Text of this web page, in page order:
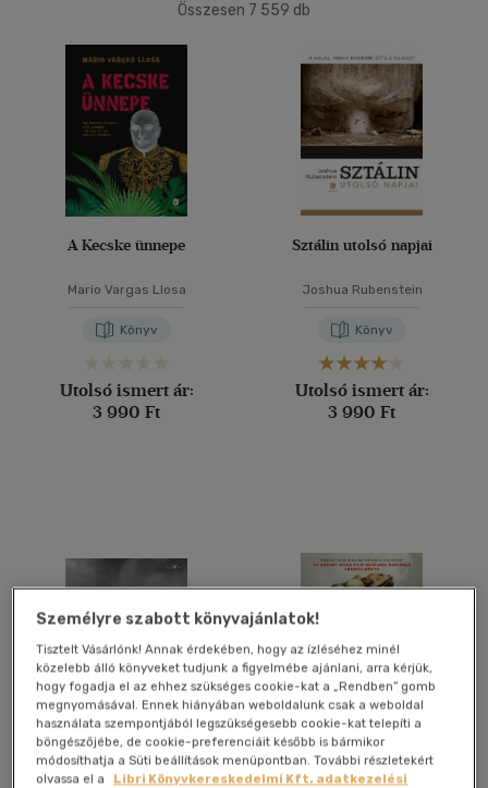
500 Ft alatt(10)
500 Ft - 2500 Ft
2500 Ft - 4500 Ft
4500 Ft felett(1433)
Korosztály szerint
10 - 14 év
14 - 18 év
Gyermek és ifjúsági
Angol(128)
Bosnyák(1)
Francia(1)
Német(14)
Olasz(4)
Orosz(1)
Spanyol(3)
Összesen 7 559 db
A Kecske ünnepe
Mario Vargas Llosa
Könyv
Utolsó ismert ár:
3 990 Ft
Sztálin utolsó napjai
Joshua Rubenstein
Könyv
Utolsó ismert ár:
3 990 Ft
A kettézárt falu A fegyvertelen katona
Személyre szabott könyvajánlatok!
Tisztelt Vásárlónk! Annak érdekében, hogy az ízléséhez minél
közelebb álló könyveket tudjunk a figyelmébe ajánlani, arra kérjük,
hogy fogadja el az ehhez szükséges cookie-kat a „Rendben” gomb
megnyomásával. Ennek hiányában weboldalunk csak a weboldal
használata szempontjából legszükségesebb cookie-kat telepíti a
böngészőjébe, de cookie-preferenciáit később is bármikor
módosíthatja a Süti beállítások menüpontban. További részletekért
olvassa el a
Libri Könyvkereskedelmi Kft. adatkezelési